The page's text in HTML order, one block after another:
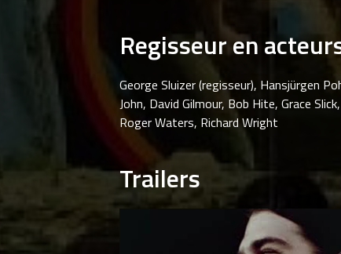
Regisseur en
George Sluizer (regisseur), Hansjürgen
John, David Gilmour, Bob Hite, Grace
Roger Waters, Richard Wright
Trailers